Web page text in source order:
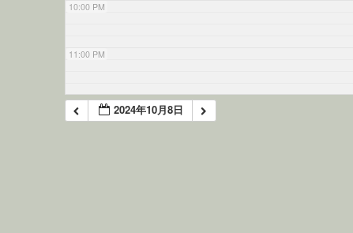
10:00 PM
11:00 PM
2024年10月8日